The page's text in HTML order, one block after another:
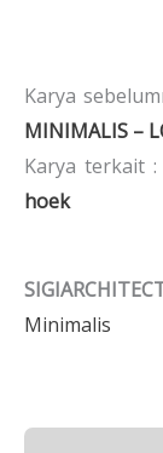
Karya
MINIMALIS –
Karya terkait :
hoek
Minimalis